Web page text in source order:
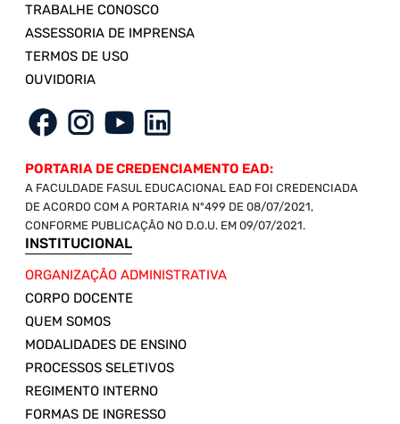
TRABALHE CONOSCO
ASSESSORIA DE IMPRENSA
TERMOS DE USO
OUVIDORIA
PORTARIA DE CREDENCIAMENTO EAD:
A FACULDADE FASUL EDUCACIONAL EAD FOI CREDENCIADA
DE ACORDO COM A PORTARIA Nº499 DE 08/07/2021,
CONFORME PUBLICAÇÃO NO D.O.U. EM 09/07/2021.
INSTITUCIONAL
ORGANIZAÇÃO ADMINISTRATIVA
CORPO DOCENTE
QUEM SOMOS
MODALIDADES DE ENSINO
PROCESSOS SELETIVOS
REGIMENTO INTERNO
FORMAS DE INGRESSO